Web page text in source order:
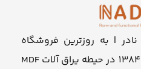
| به روزترین فروشگاه
اینترنتی مجموعه ما از سال ۱۳۸۴ در حیطه یراق آلات MDF